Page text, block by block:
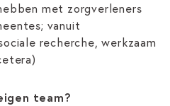
met zorgverleners
vanuit
recherche, werkzaam
team?